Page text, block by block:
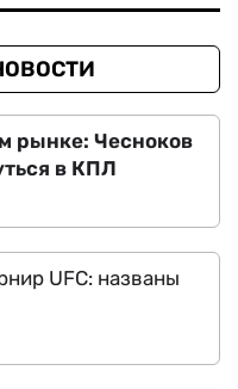
рынке: Чесноков
в КПЛ
UFC: названы